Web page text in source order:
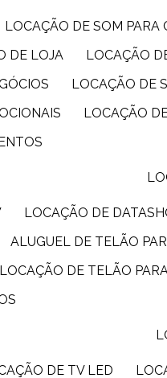
LOCAÇÃO DE SOM PARA
DE LOJA
LOCAÇÃO
LOCAÇÃO DE
LOCAÇÃO
LOCAÇÃO DE
ALUGUEL DE TELÃO
LOCAÇÃO DE TELÃO
DE TV LED